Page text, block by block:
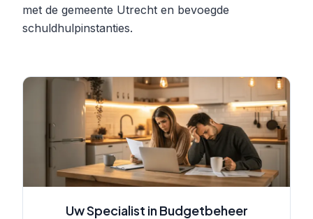
met de gemeente Utrecht en bevoegde
schuldhulpinstanties.
Uw Specialist in Budgetbeheer